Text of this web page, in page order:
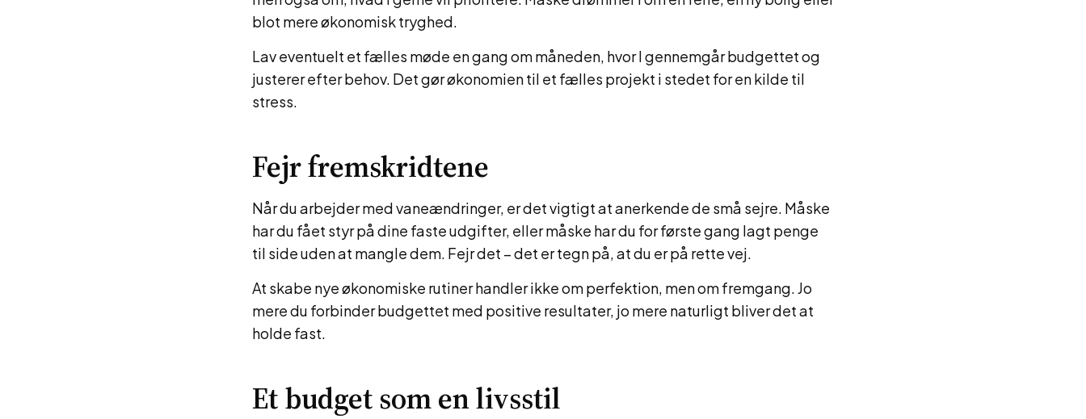
blot mere økonomisk tryghed.
Lav eventuelt et fælles møde en gang om måneden, hvor I gennemgår budgettet og
justerer efter behov. Det gør økonomien til et fælles projekt i stedet for en kilde til
stress.
Fejr fremskridtene
Når du arbejder med vaneændringer, er det vigtigt at anerkende de små sejre. Måske
har du fået styr på dine faste udgifter, eller måske har du for første gang lagt penge
til side uden at mangle dem. Fejr det – det er tegn på, at du er på rette vej.
At skabe nye økonomiske rutiner handler ikke om perfektion, men om fremgang. Jo
mere du forbinder budgettet med positive resultater, jo mere naturligt bliver det at
holde fast.
Et budget som en livsstil